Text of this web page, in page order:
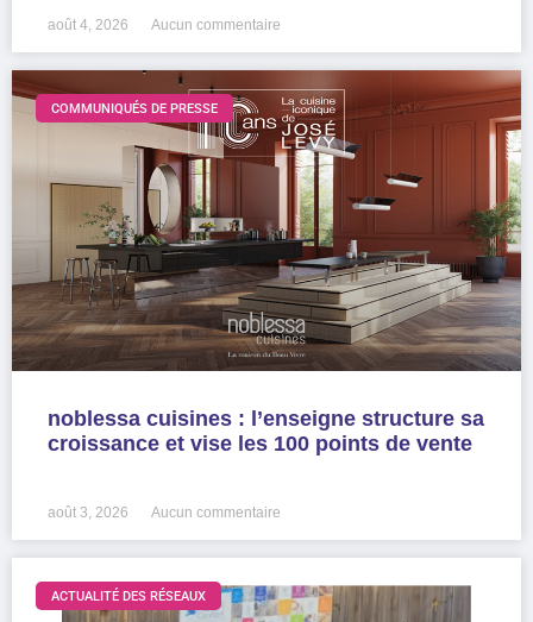
août 4, 2026 Aucun commentaire
COMMUNIQUÉS DE PRESSE
noblessa cuisines : l’enseigne structure sa
croissance et vise les 100 points de vente
août 3, 2026 Aucun commentaire
ACTUALITÉ DES RÉSEAUX